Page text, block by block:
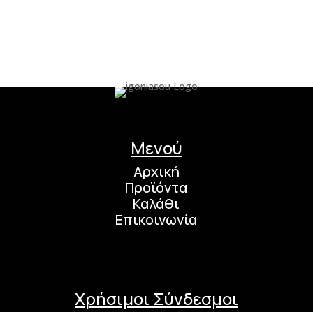
Μενού
Αρχική
Προϊόντα
Καλάθι
Επικοινωνία
Χρήσιμοι Σύνδεσμοι